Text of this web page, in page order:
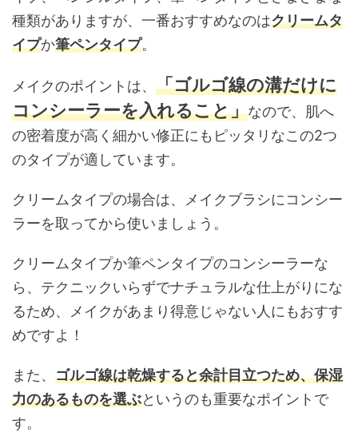
種類がありますが、一番おすすめなのはクリームタ
イプか筆ペンタイプ。
メイクのポイントは、 「ゴルゴ線の溝だけに
コンシーラーを入れること」なので、肌へ
の密着度が高く細かい修正にもピッタリなこの2つ
のタイプが適しています。
クリームタイプの場合は、メイクブラシにコンシー
ラーを取ってから使いましょう。
クリームタイプか筆ペンタイプのコンシーラーな
ら、テクニックいらずでナチュラルな仕上がりにな
るため、メイクがあまり得意じゃない人にもおすす
めですよ！
また、 ゴルゴ線は乾燥すると余計目立つため、保湿
力のあるものを選ぶというのも重要なポイントで
す。